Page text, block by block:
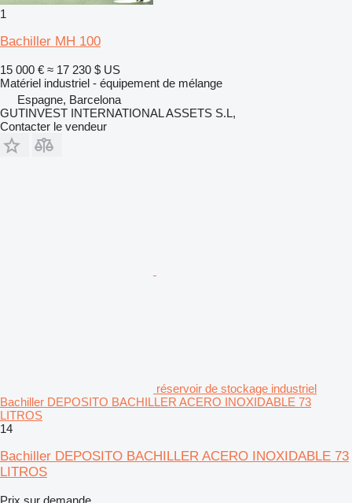
1
Bachiller MH 100
15 000 € ≈ 17 230 $ US
Matériel industriel - équipement de mélange
Espagne, Barcelona
GUTINVEST INTERNATIONAL ASSETS S.L,
Contacter le vendeur
réservoir de stockage industriel
Bachiller DEPOSITO BACHILLER ACERO INOXIDABLE 73
LITROS
14
Bachiller DEPOSITO BACHILLER ACERO INOXIDABLE 73
LITROS
Prix sur demande